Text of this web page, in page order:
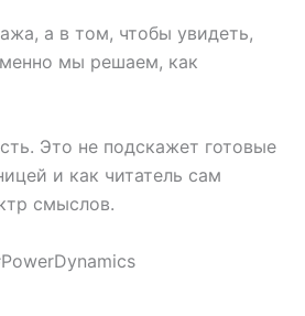
а в том, чтобы увидеть,
мы решаем, как
Это не подскажет готовые
и как читатель сам
смыслов.